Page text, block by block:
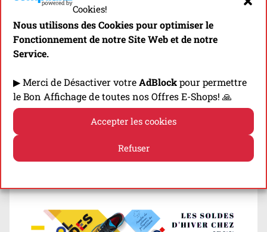
Cookies!
Nous utilisons des Cookies pour optimiser le
Fonctionnement de notre Site Web et de notre
Service.
▶ Merci de Désactiver votreAdBlockpour permettre
le Bon Affichage de toutes nos Offres E-Shops! 🙏
Accepter les cookies
Refuser
LES SOLDES D’HIVER CHEZ
TOP4RUNNING (JANVIER &
Sélection des meilleures Offres de produits Trail